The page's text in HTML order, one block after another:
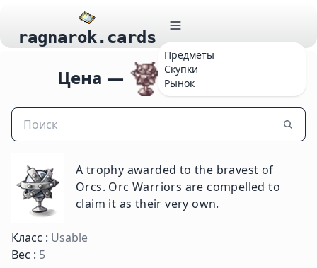
ragnarok.cards
Предметы
Скупки
Рынок
Цена — Orc Trophy
A trophy awarded to the bravest of
Orcs. Orc Warriors are compelled to
claim it as their very own.
Класс : Usable
Вес : 5